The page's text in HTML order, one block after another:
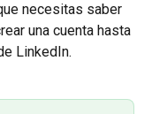
necesitas saber
una cuenta hasta
LinkedIn.